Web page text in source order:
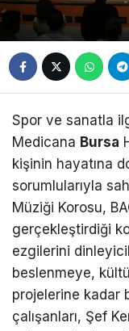
Spor ve sanatla
Medicana Bursa
kişinin hayatına
sorumlularıyla
Müziği Korosu,
gerçekleştirdiği
ezgilerini
beslenmeye,
projelerine kadar
çalışanları, Şef